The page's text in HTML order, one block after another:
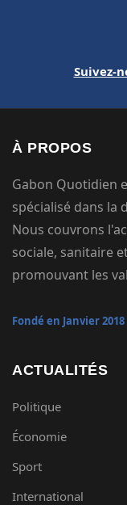
Suivez-
À PROPOS
Gabon Quotidien
spécialisé dans
Nous couvrons
sociale, sanitaire
promouvant les
Fondé en Janvier 2018
ACTUALITÉS
Politique
Économie
Sport
International